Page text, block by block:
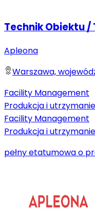
Technik Obiektu
Apleona
Warszawa,
Facility Management
Produkcja i
Facility Management
Produkcja i
pełny etatumowa o